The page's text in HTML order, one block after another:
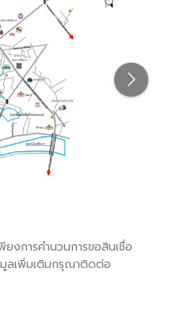
งการคำนวนการขอสินเชื่อ
ลเพิ่มเติมกรุณาติดต่อ